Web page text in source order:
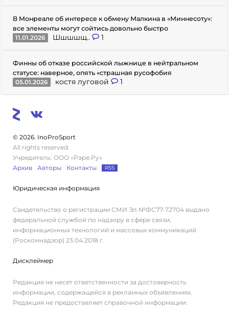
В Монреале об интересе к обмену Малкина в «Миннесоту»:
все элементы могут сойтись довольно быстро
11.01.2026
Шшшшщ.. 1
Финны об отказе российской лыжнице в нейтральном
статусе: наверное, опять «страшная русофобия
05.01.2026
костя луговой 1
© 2026. InoProSport
All rights reserved.
Учредитель: ООО «Раре.Ру»
Архив
Авторы Контакты RSS
Юридическая информация
Свидетельство о регистрации СМИ Эл №ФС77-72704 выдано
федеральной службой по надзору в сфере связи,
информационных технологий и массовых коммуникаций
(Роскомнадзор) 23.04.2018 г.
Дисклеймер
Редакция не несет ответственности за достоверность
информации, содержащейся в рекламных объявлениях.
Редакция не предоставляет справочной информации.